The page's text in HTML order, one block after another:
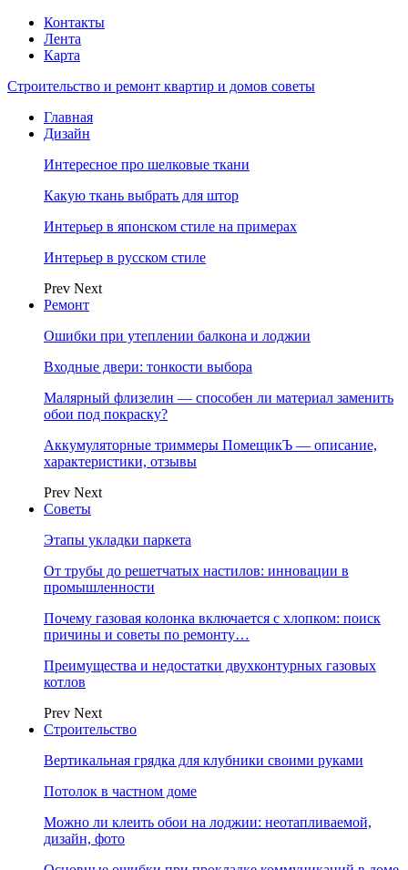
Контакты
Лента
Карта
Строительство и ремонт квартир и домов советы
Главная
Дизайн
Интересное про шелковые ткани
Какую ткань выбрать для штор
Интерьер в японском стиле на примерах
Интерьер в русском стиле
Prev Next
Ремонт
Ошибки при утеплении балкона и лоджии
Входные двери: тонкости выбора
Малярный флизелин — способен ли материал заменить
обои под покраску?
Аккумуляторные триммеры ПомещикЪ — описание,
характеристики, отзывы
Prev Next
Советы
Этапы укладки паркета
От трубы до решетчатых настилов: инновации в
промышленности
Почему газовая колонка включается с хлопком: поиск
причины и советы по ремонту…
Преимущества и недостатки двухконтурных газовых
котлов
Prev Next
Строительство
Вертикальная грядка для клубники своими руками
Потолок в частном доме
Можно ли клеить обои на лоджии: неотапливаемой,
дизайн, фото